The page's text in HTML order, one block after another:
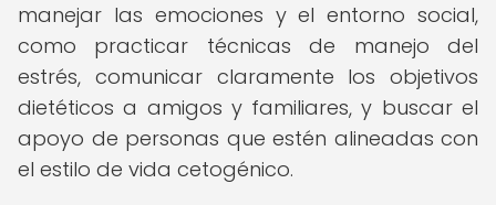
manejar las emociones y el entorno social,
como practicar técnicas de manejo del
estrés, comunicar claramente los objetivos
dietéticos a amigos y familiares, y buscar el
apoyo de personas que estén alineadas con
el estilo de vida cetogénico.